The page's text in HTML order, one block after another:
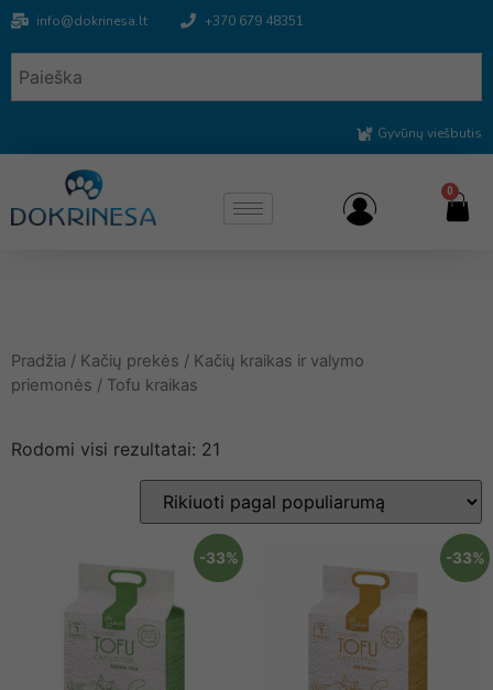
info@dokrinesa.lt +370 679 48351
Gyvūnų viešbutis
0
Pradžia / Kačių prekės / Kačių kraikas ir valymo
priemonės / Tofu kraikas
Rodomi visi rezultatai: 21
-33% -33%